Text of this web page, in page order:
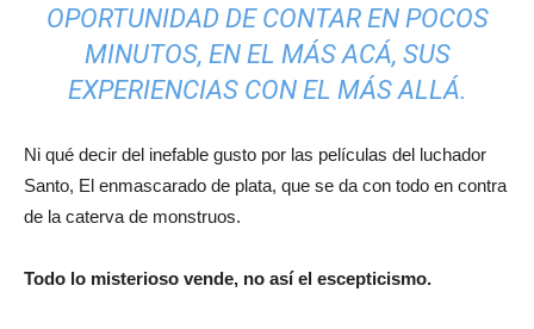
OPORTUNIDAD DE CONTAR EN POCOS
MINUTOS, EN EL MÁS ACÁ, SUS
EXPERIENCIAS CON EL MÁS ALLÁ.
Ni qué decir del inefable gusto por las películas del luchador
Santo, El enmascarado de plata, que se da con todo en contra
de la caterva de monstruos.
Todo lo misterioso vende, no así el escepticismo.